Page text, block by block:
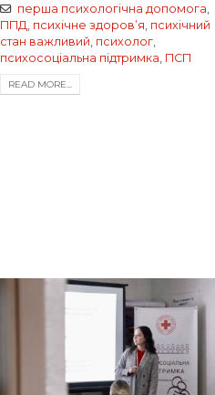
перша психологічна допомога
ППД психічне здоровʼя психічний
стан важливий психолог
психосоціальна підтримка ПСП
READ MORE...